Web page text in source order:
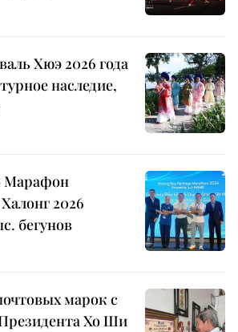
Хюэ 2026 года
наследие,
Марафон
2026
бегунов
марок с
Хо Ши